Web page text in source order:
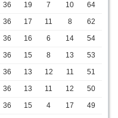
36 19 7 10
64
36 17 11 8
62
36 16 6 14
54
36 15 8 13
53
36 13 12 11
51
36 13 11 12
50
36 15 4 17
49